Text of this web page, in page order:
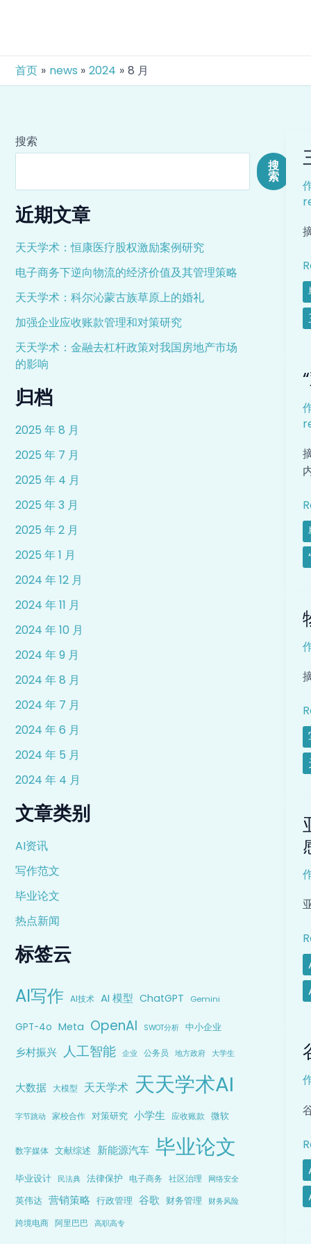
首页 news 2024 8 月
搜索
搜
索
近期文章
天天学术：恒康医疗股权激励案例研究
电子商务下逆向物流的经济价值及其管理策略
天天学术：科尔沁蒙古族草原上的婚礼
加强企业应收账款管理和对策研究
天天学术：金融去杠杆政策对我国房地产市场
的影响
归档
2025 年 8 月
2025 年 7 月
2025 年 4 月
2025 年 3 月
2025 年 2 月
2025 年 1 月
2024 年 12 月
2024 年 11 月
2024 年 10 月
2024 年 9 月
2024 年 8 月
2024 年 7 月
2024 年 6 月
2024 年 5 月
2024 年 4 月
文章类别
AI资讯
写作范文
毕业论文
热点新闻
标签云
AI写作 AI技术 AI 模型 ChatGPT Gemini
GPT-4o Meta OpenAI SWOT分析 中小企业
乡村振兴 人工智能 企业 公务员 地方政府 大学生
大数据 大模型 天天学术 天天学术AI
字节跳动 家校合作 对策研究 小学生 应收账款 微软
数字媒体 文献综述 新能源汽车 毕业论文
毕业设计 民法典 法律保护 电子商务 社区治理 网络安全
英伟达 营销策略 行政管理 谷歌 财务管理 财务风险
跨境电商 阿里巴巴 高职高专
3